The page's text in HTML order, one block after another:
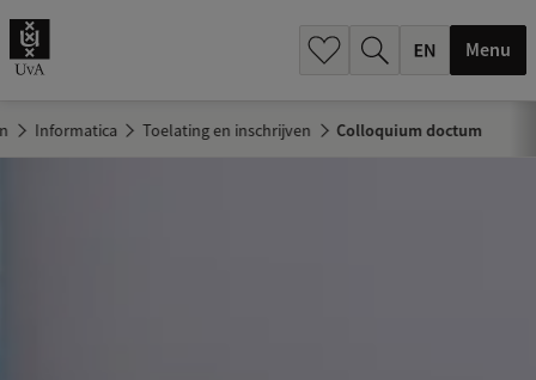
Menu
Informatica Toelating en inschrijven Colloquium doctum